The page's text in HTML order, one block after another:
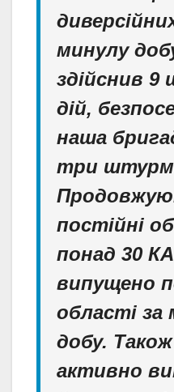
минулу
здійснив
дій,
наша
три
постійні
понад 30
випущено
області за
добу.
активно